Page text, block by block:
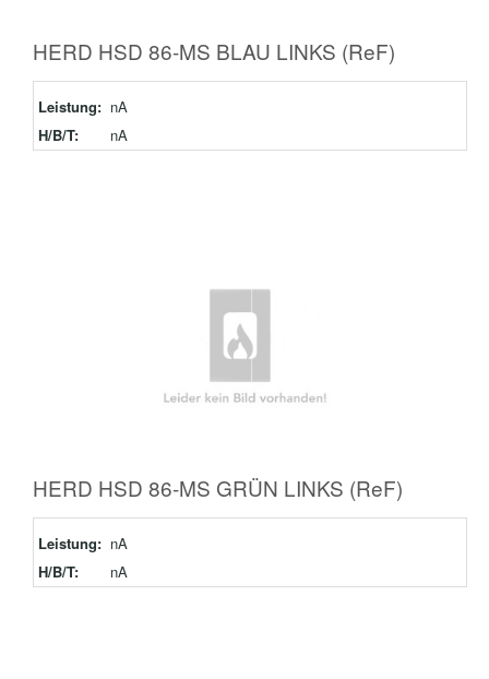
HERD HSD 86-MS BLAU LINKS (ReF)
Leistung: nA
H/B/T:
nA
HERD HSD 86-MS GRÜN LINKS (ReF)
Leistung: nA
H/B/T:
nA